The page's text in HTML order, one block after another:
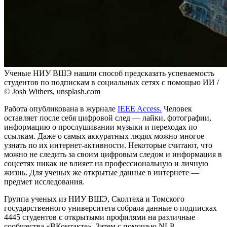
Ученые НИУ ВШЭ нашли способ предсказать успеваемость
студентов по подпискам в социальных сетях с помощью ИИ /
© Josh Withers, unsplash.com
Работа опубликована в журнале IEEE Access. Человек
оставляет после себя цифровой след — лайки, фотографии,
информацию о прослушивании музыки и переходах по
ссылкам. Даже о самых аккуратных людях можно многое
узнать по их интернет-активности. Некоторые считают, что
можно не следить за своим цифровым следом и информация в
соцсетях никак не влияет на профессиональную и личную
жизнь. Для ученых же открытые данные в интернете —
предмет исследования.
Группа ученых из НИУ ВШЭ, Сколтеха и Томского
государственного университета собрала данные о подписках
4445 студентов с открытыми профилями на различные